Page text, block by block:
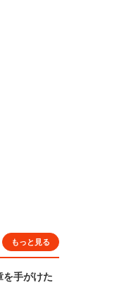
もっと見る
を手がけた